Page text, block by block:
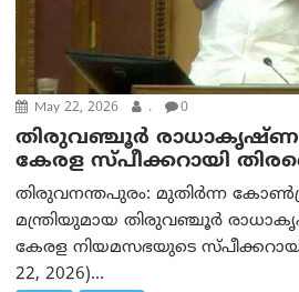
May 22, 2026 . 0
തിരുവഞ്ചൂർ
കേരള സ്പീക്കറായി
തിരുവനന്തപുരം: മുതിർന്ന
മന്ത്രിയുമായ തിരുവഞ്ചൂർ
കേരള നിയമസഭയുടെ
22, 2026)...